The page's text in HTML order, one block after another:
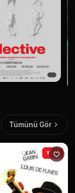
Tümünü Gör
YENİ